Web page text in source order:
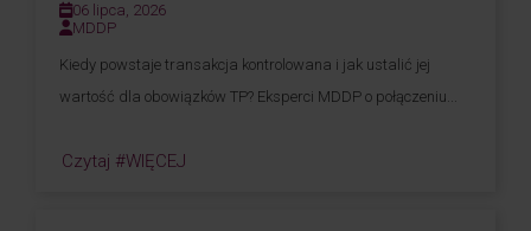
06 lipca, 2026
MDDP
Kiedy powstaje transakcja kontrolowana i jak ustalić jej
wartość dla obowiązków TP? Eksperci MDDP o połączeniu...
Czytaj #WIĘCEJ